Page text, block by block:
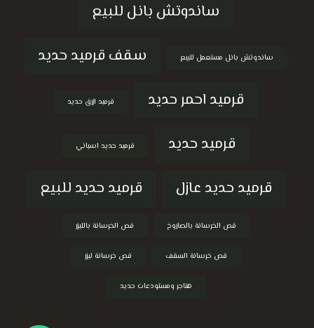
ساندوتش بانل للبيع
ساندوتش بانل مستعمل للبيع
سقف قرميد حديد
قرميد احمر حديد
قرميد ازرق حديد
قرميد حديد قرميد حديد اسباني
قرميد حديد عازل قرميد حديد للبيع
قص الخرسانة بالصاروخ قص الخرسانة بالليزر
قص خرسانة السقف قص خرسانة ليزر
هناجر ومستودعات حديد